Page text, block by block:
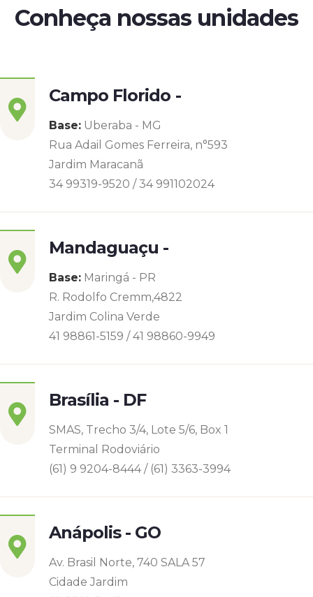
Conheça nossas unidades
Campo Florido -
Base: Uberaba - MG
Rua Adail Gomes Ferreira, n°593
Jardim Maracanã
34 99319-9520 / 34 991102024
Mandaguaçu -
Base: Maringá - PR
R. Rodolfo Cremm,4822
Jardim Colina Verde
41 98861-5159 / 41 98860-9949
Brasília - DF
SMAS, Trecho 3/4, Lote 5/6, Box 1
Terminal Rodoviário
(61) 9 9204-8444 / (61) 3363-3994
Anápolis - GO
Av. Brasil Norte, 740 SALA 57
Cidade Jardim